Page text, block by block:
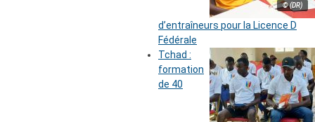
© (DR)
d’entraîneurs pour la Licence D
Fédérale
Tchad :
formation
de 40